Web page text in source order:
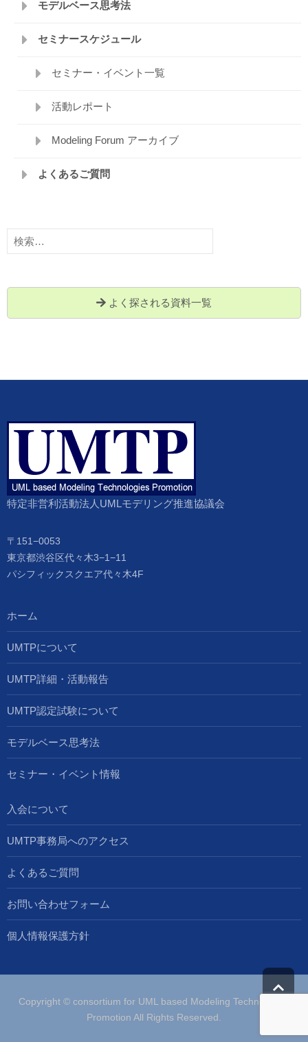
モデルベース思考法
セミナースケジュール
セミナー・イベント一覧
活動レポート
Modeling Forum アーカイブ
よくあるご質問
検
索:
よく探される資料一覧
特定非営利活動法人UMLモデリング推進協議会
〒151−0053
東京都渋谷区代々木3−1−11
パシフィックスクエア代々木4F
ホーム
UMTPについて
UMTP詳細・活動報告
UMTP認定試験について
モデルベース思考法
セミナー・イベント情報
入会について
UMTP事務局へのアクセス
よくあるご質問
お問い合わせフォーム
個人情報保護方針
Copyright © consortium for UML based Modeling Technologies
Promotion All Rights Reserved.